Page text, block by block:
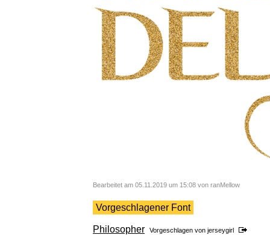
Bearbeitet am 05.11.2019 um 15:08 von ranMellow
Vorgeschlagener Font
Philosopher Vorgeschlagen von jerseygirl